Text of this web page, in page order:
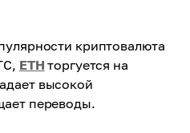
криптовалюта
ETH торгуется на
высокой
переводы.